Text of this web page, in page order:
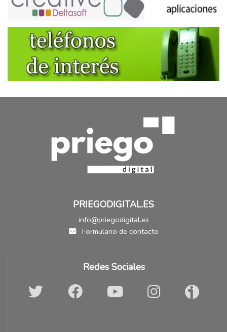
PRIEGODIGITAL.ES
info@priegodigital.es
Formulario de contacto
Redes Sociales